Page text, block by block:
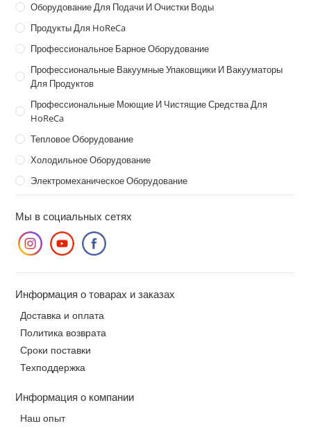
Оборудование Для Подачи И Очистки Воды
Продукты Для HoReCa
Профессиональное Барное Оборудование
Профессиональные Вакуумные Упаковщики И Вакууматоры
Для Продуктов
Профессиональные Моющие И Чистящие Средства Для
HoReCa
Тепловое Оборудование
Холодильное Оборудование
Электромеханическое Оборудование
Мы в социальных сетях
Информация о товарах и заказах
Доставка и оплата
Политика возврата
Сроки поставки
Техподдержка
Информация о компании
Наш опыт